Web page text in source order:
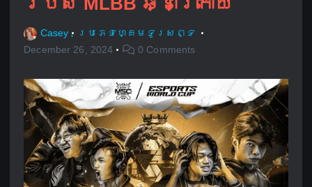
Casey
ប្រភេទហ្គេមទូរសព្ទ
December 26, 2024
0 Comments